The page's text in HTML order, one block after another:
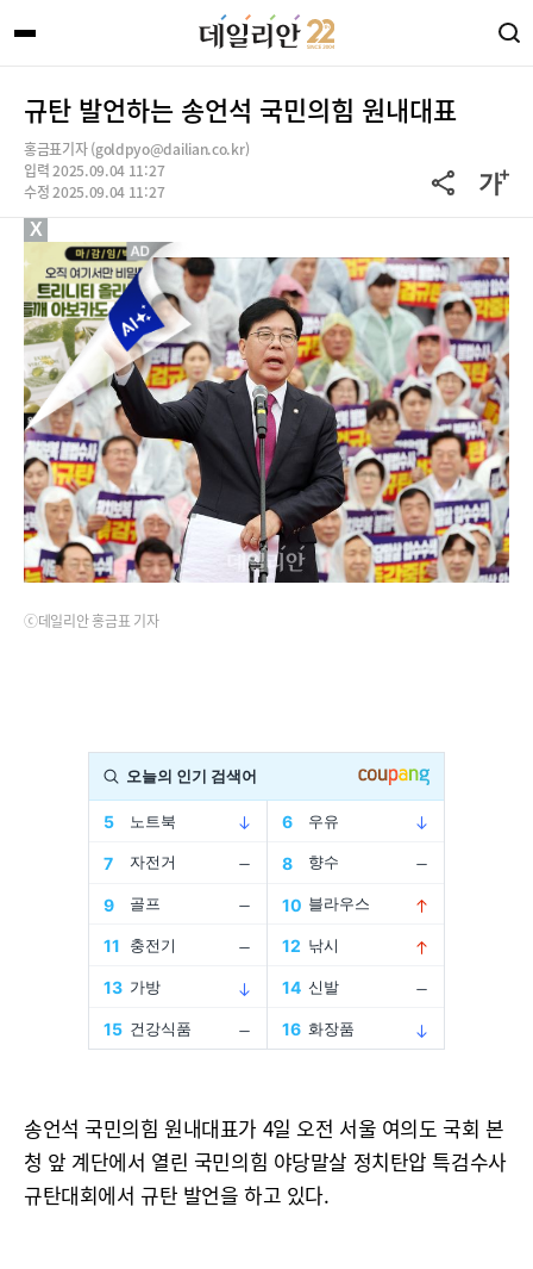
규탄 발언하는 송언석 국민의힘 원내대표
홍금표기자 (goldpyo@dailian.co.kr)
입력 2025.09.04 11:27
수정 2025.09.04 11:27
ⓒ데일리안 홍금표 기자
송언석 국민의힘 원내대표가 4일 오전 서울 여의도 국회 본
청 앞 계단에서 열린 국민의힘 야당말살 정치탄압 특검수사
규탄대회에서 규탄 발언을 하고 있다.
X